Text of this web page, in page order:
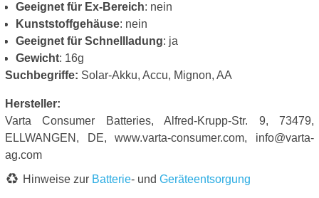
Geeignet für Ex-Bereich: nein
Kunststoffgehäuse: nein
Geeignet für Schnellladung: ja
Gewicht: 16g
Suchbegriffe: Solar-Akku, Accu, Mignon, AA
Hersteller:
Varta Consumer Batteries, Alfred-Krupp-Str. 9, 73479,
ELLWANGEN, DE, www.varta-consumer.com, info@varta-
ag.com
Hinweise zur Batterie- und Geräteentsorgung